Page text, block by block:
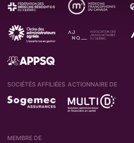
SOCIÉTÉS AFFILIÉES ACTIONNAIRE DE
MEMBRE DE